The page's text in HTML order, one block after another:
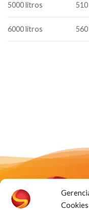
Cookies
5000 litros 510
6000 litros 560